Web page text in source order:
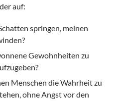
auf:
springen, meinen
Gewohnheiten zu
Menschen die Wahrheit zu
ohne Angst vor den